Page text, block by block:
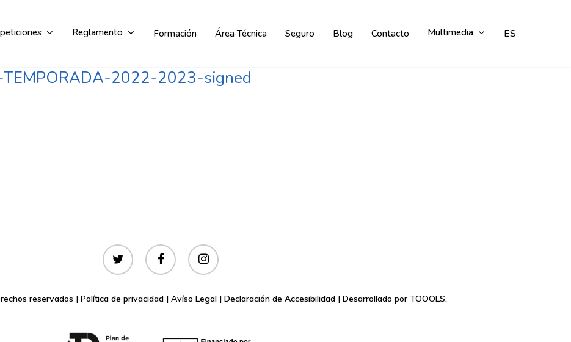
Reglamento Formación Área Técnica Seguro Blog Contacto Multimedia ES
2022-2023-signed
twitter facebook instagram
reservados | Política de privacidad| Avíso Legal| Declaración de Accesibilidad| Desarrollado por TOOOLS.